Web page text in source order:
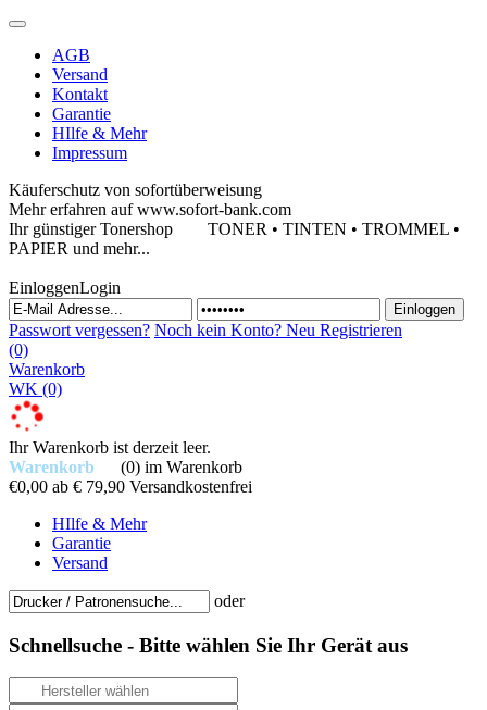
AGB
Versand
Kontakt
Garantie
HIlfe & Mehr
Impressum
Käuferschutz von sofortüberweisung
Mehr erfahren auf www.sofort-bank.com
Ihr günstiger Tonershop TONER • TINTEN • TROMMEL •
PAPIER und mehr...
EinloggenLogin
Passwort vergessen? Noch kein Konto? Neu Registrieren
(0)
Warenkorb
WK (0)
Ihr Warenkorb ist derzeit leer.
Warenkorb
(0) im Warenkorb
€0,00 ab € 79,90 Versandkostenfrei
HIlfe & Mehr
Garantie
Versand
oder
Schnellsuche - Bitte wählen Sie Ihr Gerät aus